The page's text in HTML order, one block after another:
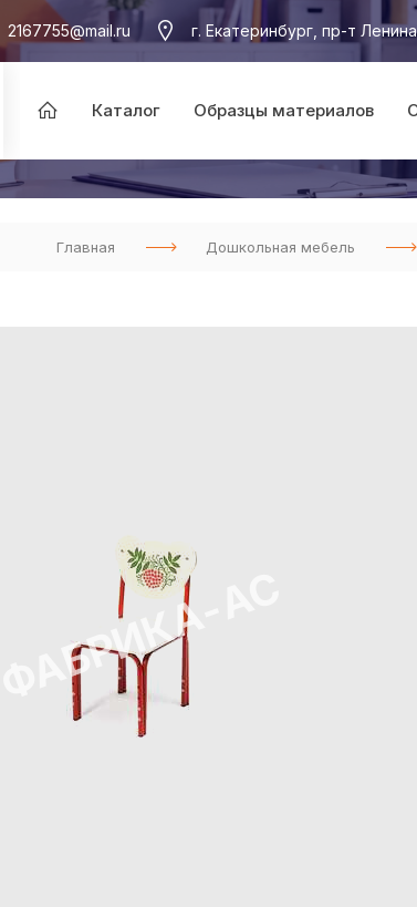
2167755@mail.ru г. Екатеринбург, пр-т
Каталог Образцы материалов
Главная Дошкольная мебель